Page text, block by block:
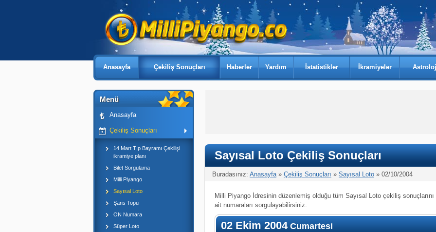
Anasayfa Çekiliş Sonuçları Haberler Yardım İstatistikler İkramiyeler
Menü
Anasayfa
Çekiliş Sonuçları
14 Mart Tıp Bayramı Çekilişi
ikramiye planı
Bilet Sorgulama
Milli Piyango
Sayısal Loto
Şans Topu
ON Numara
Süper Loto
Sayısal Loto Çekiliş Sonuçları
Buradasınız: Anasayfa » Çekiliş Sonuçları » Sayısal Loto » 02/10/2004
Milli Piyango İdresinin düzenlemiş olduğu tüm Sayısal Loto çekiliş
ait numaraları sorgulayabilirsiniz.
02 Ekim 2004Cumartesi